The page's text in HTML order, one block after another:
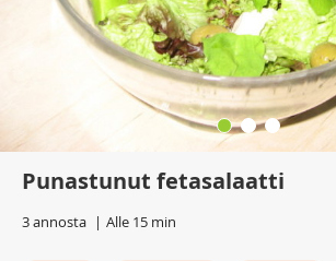
Punastunut fetasalaatti
3 annosta Alle 15 min